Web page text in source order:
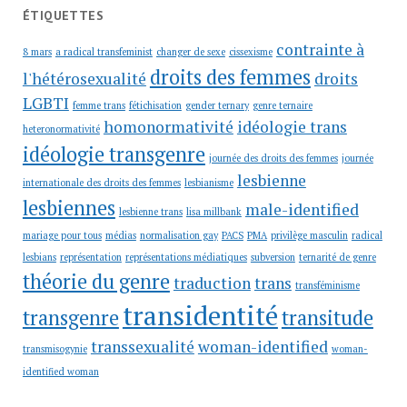
ÉTIQUETTES
8 mars a radical transfeminist changer de sexe cissexisme contrainte à
l'hétérosexualité droits des femmes droits
LGBTI femme trans fétichisation gender ternary genre ternaire
heteronormativité homonormativité idéologie trans
idéologie transgenre journée des droits des femmes journée
internationale des droits des femmes lesbianisme lesbienne
lesbiennes lesbienne trans lisa millbank male-identified
mariage pour tous médias normalisation gay PACS PMA privilège masculin radical
lesbians représentation représentations médiatiques subversion ternarité de genre
théorie du genretraductiontrans transféminisme
transgenretransidentitétransitude
transmisogynie transsexualité woman-identified woman-
identified woman